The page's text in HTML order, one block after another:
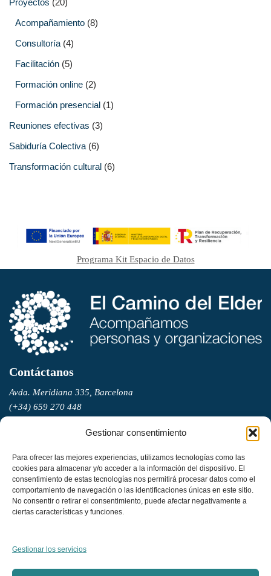
Gestionar consentimiento
Para ofrecer las mejores experiencias, utilizamos tecnologías como las
cookies para almacenar y/o acceder a la información del dispositivo. El
consentimiento de estas tecnologías nos permitirá procesar datos como el
comportamiento de navegación o las identificaciones únicas en este sitio.
No consentir o retirar el consentimiento, puede afectar negativamente a
ciertas características y funciones.
Gestionar los servicios
Acompañamiento (8)
Consultoría (4)
Facilitación (5)
Formación online (2)
Formación presencial (1)
Reuniones efectivas (3)
Sabiduría Colectiva (6)
Transformación cultural (6)
Programa Kit Espacio de Datos
Contáctanos
Avda. Meridiana 335, Barcelona
(+34) 659 270 448
Suscrbete a nuestra newsletter